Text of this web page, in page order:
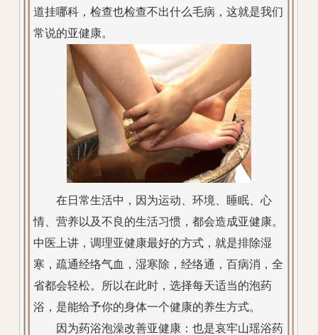
道挂哪科，检查也检查不出什么毛病，这就是我们
常说的亚健康。
在日常生活中，因为运动、环境、睡眠、心
情、营养以及不良的生活习惯，都会造成亚健康。
中医上讲，调理亚健康最好的方式，就是排除湿
寒，疏通经络气血，湿寒除，经络通，百病消，全
省都会轻松。所以在此时，选择每天适当的泡药
浴，是能给予你的身体一个健康的养生方式。
因为药浴泡澡改善亚健康：也是哀牢山瑶浴药